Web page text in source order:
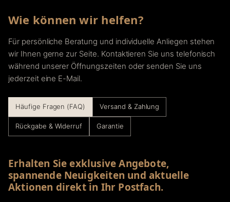
Wie können wir helfen?
Für persönliche Beratung und individuelle Anliegen stehen
wir Ihnen gerne zur Seite. Kontaktieren Sie uns telefonisch
während unserer Öffnungszeiten oder senden Sie uns
jederzeit eine E-Mail.
Häufige Fragen (FAQ) Versand & Zahlung
Rückgabe & Widerruf Garantie
Erhalten Sie exklusive Angebote,
spannende Neuigkeiten und aktuelle
Aktionen direkt in Ihr Postfach.